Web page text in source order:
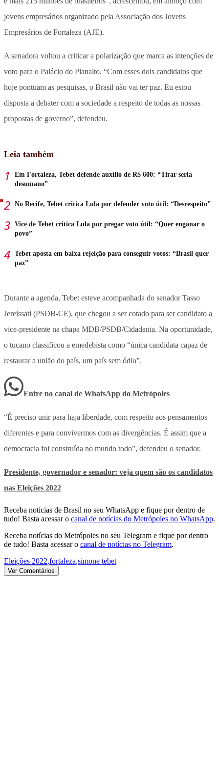
jovens empresários organizado pela Associação dos Jovens
Empresários de Fortaleza (AJE).
A senadora voltou a criticar a polarização que marca as intenções de
voto para o Palácio do Planalto. “Com esses dois candidatos que
hoje pontuam as pesquisas, o Brasil não vai ter paz. Eu estou
disposta a debater com a sociedade a respeito de todas as nossas
propostas de governo”, defendeu.
Leia também
Em Fortaleza, Tebet defende auxílio de R$ 600: “Tirar seria
desumano”
No Recife, Tebet critica Lula por defender voto útil: “Desrespeito”
Vice de Tebet critica Lula por pregar voto útil: “Quer enganar o
povo”
Tebet aposta em baixa rejeição para conseguir votos: “Brasil quer
paz”
Durante a agenda, Tebet esteve acompanhada do senador Tasso
Jereissati (PSDB-CE), que chegou a ser cotado para ser candidato a
vice-presidente na chapa MDB/PSDB/Cidadania. Na oportunidade,
o tucano classificou a emedebista como “única candidata capaz de
restaurar a união do país, um país sem ódio”.
Entre no canal de WhatsApp do Metrópoles
“É preciso unir para haja liberdade, com respeito aos pensamentos
diferentes e para convivermos com as divergências. É assim que a
democracia foi construída no mundo todo”, defendeu o senador.
Presidente, governador e senador: veja quem são os candidatos
nas Eleições 2022
Receba notícias de Brasil no seu WhatsApp e fique por dentro de
tudo! Basta acessar o canal de notícias do Metrópoles no WhatsApp.
Receba notícias do Metrópoles no seu Telegram e fique por dentro
de tudo! Basta acessar o canal de notícias no Telegram.
Eleições 2022,fortaleza,simone tebet
Ver Comentários